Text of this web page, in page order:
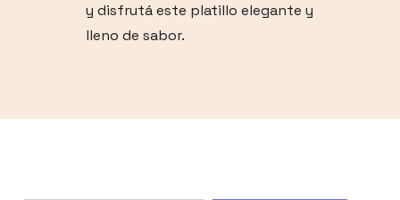
y disfrutá este platillo elegante y
lleno de sabor.